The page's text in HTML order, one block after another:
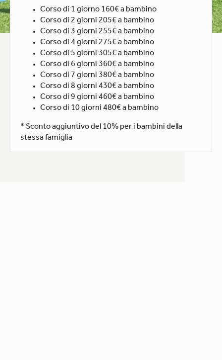
Corso di 1 giorno 160€ a bambino
Corso di 2 giorni 205€ a bambino
Corso di 3 giorni 255€ a bambino
Corso di 4 giorni 275€ a bambino
Corso di 5 giorni 305€ a bambino
Corso di 6 giorni 360€ a bambino
Corso di 7 giorni 380€ a bambino
Corso di 8 giorni 430€ a bambino
Corso di 9 giorni 460€ a bambino
Corso di 10 giorni 480€ a bambino
* Sconto aggiuntivo del 10% per i bambini della
stessa famiglia